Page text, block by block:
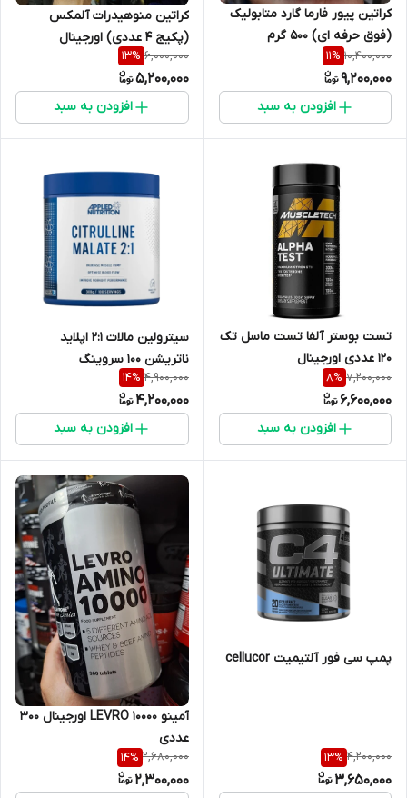
کراتین پیور فارما گارد متابولیک
(فوق حرفه ای) ۵۰۰ گرم
10,400,000
11%
9,200,000
افزودن به سبد
کراتین منوهیدرات آلمکس
(پکیج ۴ عددی) اورجینال
6,000,000
13%
5,200,000
افزودن به سبد
تست بوستر آلفا تست ماسل تک
۱۲۰ عددی اورجینال
7,200,000
8%
6,600,000
افزودن به سبد
سیترولین مالات ۲:۱ اپلاید
ناتریشن ۱۰۰ سروینگ
4,900,000
14%
4,200,000
افزودن به سبد
پمپ سی فور آلتیمیت cellucor
4,200,000
13%
3,650,000
آمینو LEVRO 10000 اورجینال ۳۰۰
عددی
2,680,000
14%
2,300,000